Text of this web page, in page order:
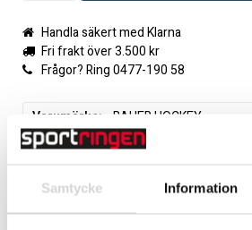
Samtycke Information
Handla säkert med Klarna
Fri frakt över 3.500 kr
Frågor? Ring 0477-190 58
Varumärke BAUER HOCKEY